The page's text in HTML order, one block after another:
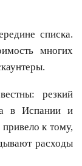
списка.
многих
резкий
в Испании и
к тому,
расходы